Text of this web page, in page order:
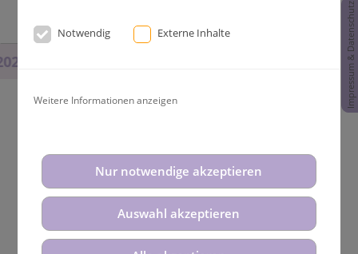
Notwendig Externe Inhalte
Weitere Informationen anzeigen
Nur notwendige akzeptieren
Auswahl akzeptieren
Impressum & Datenschutz
02.09.2025
Aktuelle News aus der
Kieferorthopädie Dr. Fleddermann